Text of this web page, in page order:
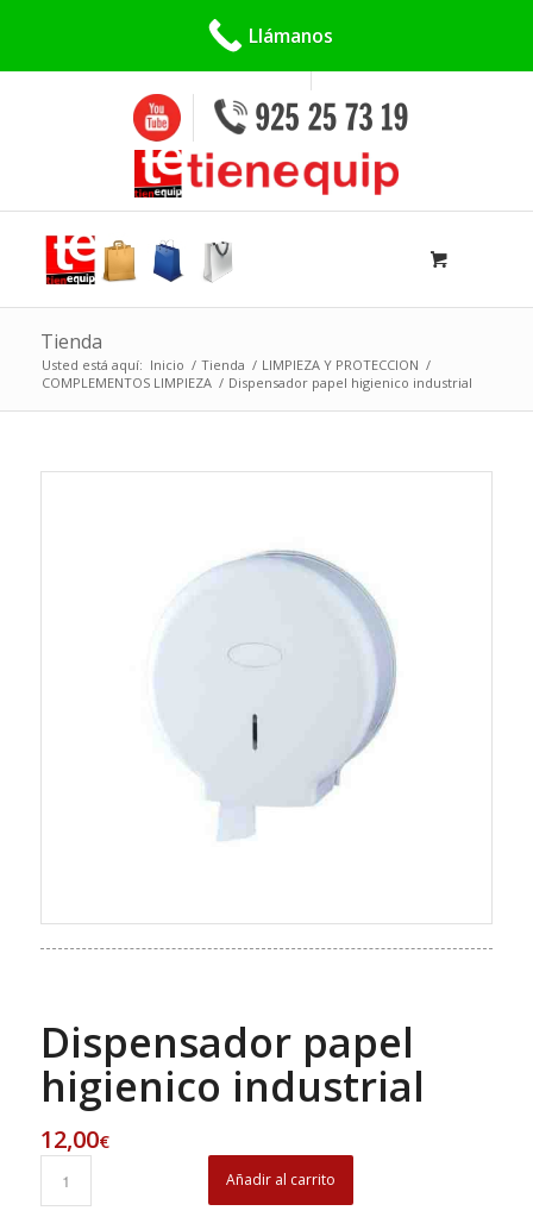
Tienda
Usted está aquí: Inicio / Tienda / LIMPIEZA Y PROTECCION /
COMPLEMENTOS LIMPIEZA / Dispensador papel higienico industrial
Dispensador papel
higienico industrial
12,00€
Añadir al carrito
Llámanos